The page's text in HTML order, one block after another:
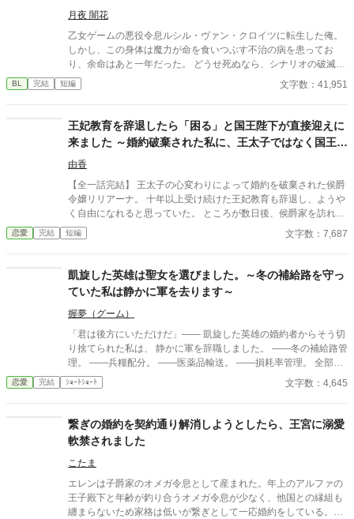
月夜 闇花
乙女ゲームの悪役令息ルシル・ヴァン・クロイツに転生した俺。
しかし、この身体は魔力が命を食いつぶす不治の病を患ってお
り、余命はあと一年だった。 どうせ死ぬなら、シナリオの破滅フ
ラグを回避し、誰の記憶にも残らず静かに消え去りたい。 そう願
って王太子アルフレッドに婚約破棄を申し出た。 ――だが、それ
るで死人のようだ。……婚約の破棄は認めない」 何も望まず、た
だ消えようとするルシルの儚げな諦観は、逆に攻略対象たちのド
ス黒い支配欲と執着に火をつけてしまう。 ヤンデレ王太子アルフ
レッドの圧倒的な拘束。 実直な騎士ガレッドの盲目的な献身。 天
たとき、三人は神の理に逆らう禁忌の魔術を実行する。 それは、
自らの命と魔力をルシルの身体へ直接繋ぎ止める『命の共有契
約』だった――。 「君はもう、どこへも行けない。永遠に、私た
ちと共にあるんだ」 死んで逃げることすら許されない豪奢な鳥籠
BL 完結 短編 文字数：41,951
王妃教育を辞退したら「困る」と国王陛下が直接迎えに
来ました ～婚約破棄された私に、王太子ではなく国王陛
下が求婚してきます〜
由香
【全一話完結】 王太子の心変わりによって婚約を破棄された侯爵
令嬢リリアーナ。 十年以上受け続けた王妃教育も辞退し、ようや
く自由になれると思っていた。 ところが数日後、侯爵家を訪れた
のは国王陛下本人。 「王妃教育を辞退されると困る。私の妃にな
ってほしい」 努力を踏みにじった王太子はすべてを失い、選ばれ
れながら、世界一幸せな王妃になるまでの逆転ラブストーリー。
恋愛 完結 短編 文字数：7,687
凱旋した英雄は聖女を選びました。～冬の補給路を守っ
ていた私は静かに軍を去ります～
握夢（グーム）
「君は後方にいただけだ」―― 凱旋した英雄の婚約者からそう切
り捨てられた私は、 静かに軍を辞職しました。 ――冬の補給路管
理。 ――兵糧配分。 ――医薬品輸送。 ――損耗率管理。 全部、
私の仕事だったのですが。 三週間後、 王国軍は補給崩壊。 「な
ぜ食糧が届かない！」 「なぜ兵が飢える！」 ……逆にお聞きしま
えたことはありましたか？ これは、 誰にも評価されなかった兵站
官（へいたんかん）が、 隣国の辺境伯にだけ価値を見抜かれ、 人
生を取り戻す物語。 今更「戻ってきてくれ」と泣きつかれても、
私は隣国の最高機密ですので――！
恋愛 完結 ｼｮｰﾄｼｮｰﾄ 文字数：4,645
繋ぎの婚約を契約通り解消しようとしたら、王宮に溺愛
軟禁されました
こたま
エレンは子爵家のオメガ令息として産まれた。年上のアルファの
王子殿下と年齢が釣り合うオメガ令息が少なく、他国との縁組も
纏まらないため家格は低いが繋ぎとして一応婚約をしている。王